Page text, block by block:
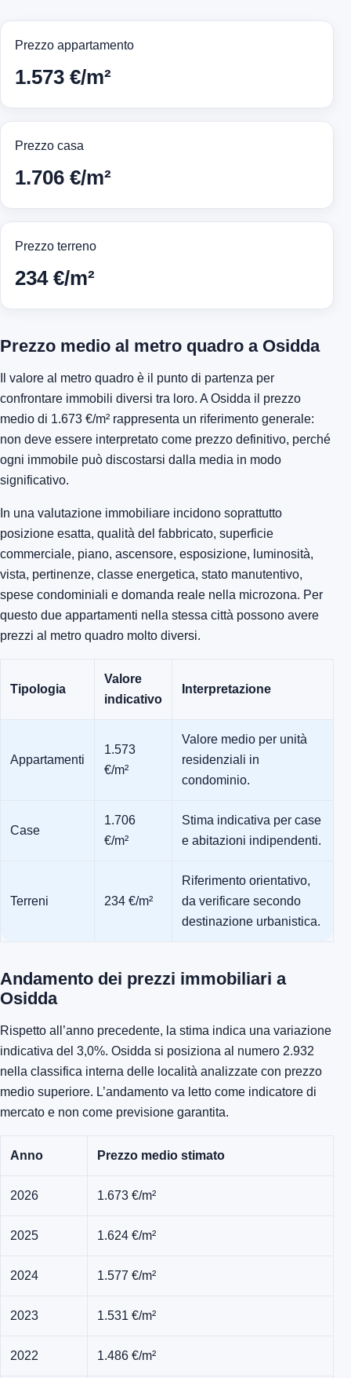
Prezzo appartamento
1.573 €/m²
Prezzo casa
1.706 €/m²
Prezzo terreno
234 €/m²
Prezzo medio al metro quadro a Osidda
Il valore al metro quadro è il punto di partenza per
confrontare immobili diversi tra loro. A Osidda il prezzo
medio di 1.673 €/m² rappresenta un riferimento generale:
non deve essere interpretato come prezzo definitivo, perché
ogni immobile può discostarsi dalla media in modo
significativo.
In una valutazione immobiliare incidono soprattutto
posizione esatta, qualità del fabbricato, superficie
commerciale, piano, ascensore, esposizione, luminosità,
vista, pertinenze, classe energetica, stato manutentivo,
spese condominiali e domanda reale nella microzona. Per
questo due appartamenti nella stessa città possono avere
prezzi al metro quadro molto diversi.
Tipologia
Valore
indicativo
Interpretazione
Appartamenti
1.573
€/m²
Valore medio per unità
residenziali in
condominio.
Case
1.706
€/m²
Stima indicativa per case
e abitazioni indipendenti.
Terreni 234 €/m²
Riferimento orientativo,
da verificare secondo
destinazione urbanistica.
Andamento dei prezzi immobiliari a
Osidda
Rispetto all’anno precedente, la stima indica una variazione
indicativa del 3,0%. Osidda si posiziona al numero 2.932
nella classifica interna delle località analizzate con prezzo
medio superiore. L’andamento va letto come indicatore di
mercato e non come previsione garantita.
Anno Prezzo medio stimato
2026 1.673 €/m²
2025 1.624 €/m²
2024 1.577 €/m²
2023 1.531 €/m²
2022 1.486 €/m²